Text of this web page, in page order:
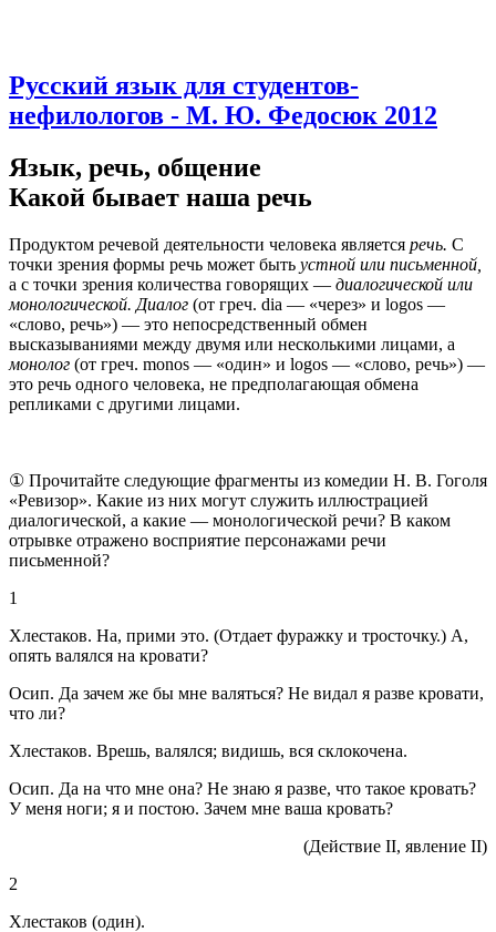
Русский язык для студентов-
нефилологов - М. Ю. Федосюк 2012
Язык, речь, общение
Какой бывает наша речь
Продуктом речевой деятельности человека является речь. С
точки зрения формы речь может быть устной или письменной,
а с точки зрения количества говорящих — диалогической или
монологической. Диалог (от греч. dia — «через» и logos —
«слово, речь») — это непосредственный обмен
высказываниями между двумя или несколькими лицами, а
монолог (от греч. monos — «один» и logos — «слово, речь») —
это речь одного человека, не предполагающая обмена
репликами с другими лицами.
① Прочитайте следующие фрагменты из комедии Н. В. Гоголя
«Ревизор». Какие из них могут служить иллюстрацией
диалогической, а какие — монологической речи? В каком
отрывке отражено восприятие персонажами речи
письменной?
1
Хлестаков. На, прими это. (Отдает фуражку и тросточку.) А,
опять валялся на кровати?
Осип. Да зачем же бы мне валяться? Не видал я разве кровати,
что ли?
Хлестаков. Врешь, валялся; видишь, вся склокочена.
Осип. Да на что мне она? Не знаю я разве, что такое кровать?
У меня ноги; я и постою. Зачем мне ваша кровать?
(Действие II, явление II)
2
Хлестаков (один).